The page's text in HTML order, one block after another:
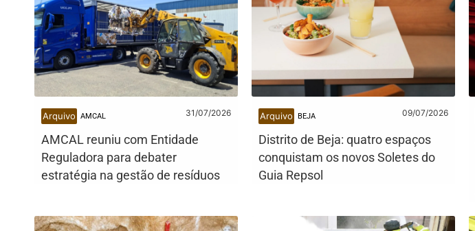
Arquivo AMCAL 31/07/2026
AMCAL reuniu com Entidade
Reguladora para debater
estratégia na gestão de resíduos
Arquivo BEJA 09/07/2026
Distrito de Beja: quatro espaços
conquistam os novos Soletes do
Guia Repsol